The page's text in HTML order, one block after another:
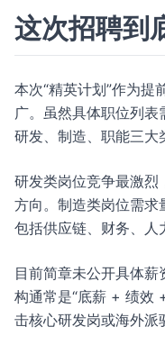
这次招聘到
本次“精英计划”作为提
广。虽然具体职位列
研发、制造、职能三大
研发类岗位竞争最激烈
方向。制造类岗位需求
包括供应链、财务、人
目前简章未公开具体
构通常是“底薪 + 绩效
击核心研发岗或海外派